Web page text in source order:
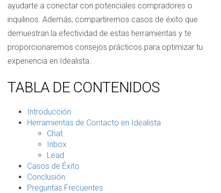
ayudarte a conectar con potenciales compradores o
inquilinos. Además, compartiremos casos de éxito que
demuestran la efectividad de estas herramientas y te
proporcionaremos consejos prácticos para optimizar tu
experiencia en Idealista.
TABLA DE CONTENIDOS
Introducción
Herramientas de Contacto en Idealista
Chat
Inbox
Lead
Casos de Éxito
Conclusión
Preguntas Frecuentes